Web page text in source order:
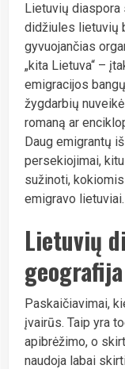
Lietuvių diaspora
didžiules lietuvių
gyvuojančias
„kita Lietuva“ –
emigracijos
žygdarbių
romaną ar
Daug emigrantų
persekiojimai,
sužinoti,
emigravo lietuviai.
Lietuvių
geografija
Paskaičiavimai,
įvairūs. Taip yra
apibrėžimo, o
naudoja labai